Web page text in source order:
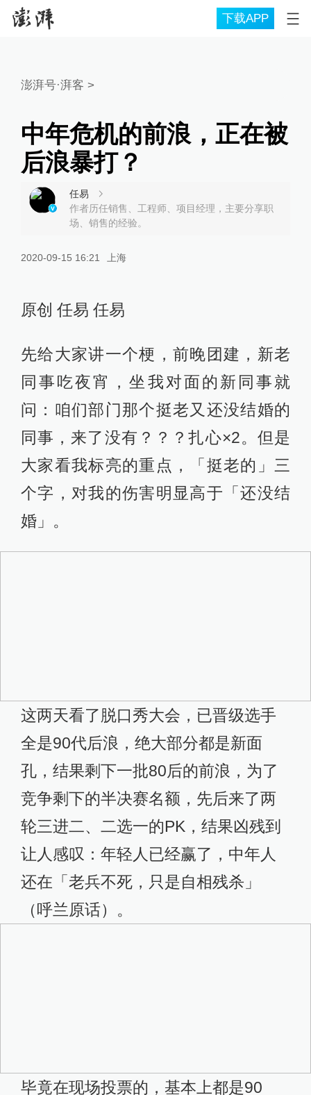
下载APP
澎湃号·湃客 >
中年危机的前浪，正在被
后浪暴打？
任易
作者历任销售、工程师、项目经理，主要分享职
场、销售的经验。
2020-09-15 16:21 上海
原创 任易 任易
先给大家讲一个梗，前晚团建，新老
同事吃夜宵，坐我对面的新同事就
问：咱们部门那个挺老又还没结婚的
同事，来了没有？？？扎心×2。但是
大家看我标亮的重点，「挺老的」三
个字，对我的伤害明显高于「还没结
婚」。
这两天看了脱口秀大会，已晋级选手
全是90代后浪，绝大部分都是新面
孔，结果剩下一批80后的前浪，为了
竞争剩下的半决赛名额，先后来了两
轮三进二、二选一的PK，结果凶残到
让人感叹：年轻人已经赢了，中年人
还在「老兵不死，只是自相残杀」
（呼兰原话）。
毕竟在现场投票的，基本上都是90